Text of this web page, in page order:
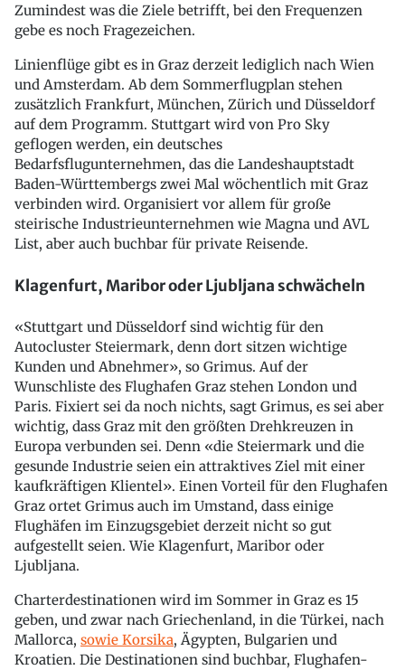
Zumindest was die Ziele betrifft, bei den Frequenzen
gebe es noch Fragezeichen.
Linienflüge gibt es in Graz derzeit lediglich nach Wien
und Amsterdam. Ab dem Sommerflugplan stehen
zusätzlich Frankfurt, München, Zürich und Düsseldorf
auf dem Programm. Stuttgart wird von Pro Sky
geflogen werden, ein deutsches
Bedarfsflugunternehmen, das die Landeshauptstadt
Baden-Württembergs zwei Mal wöchentlich mit Graz
verbinden wird. Organisiert vor allem für große
steirische Industrieunternehmen wie Magna und AVL
List, aber auch buchbar für private Reisende.
Klagenfurt, Maribor oder Ljubljana schwächeln
«Stuttgart und Düsseldorf sind wichtig für den
Autocluster Steiermark, denn dort sitzen wichtige
Kunden und Abnehmer», so Grimus. Auf der
Wunschliste des Flughafen Graz stehen London und
Paris. Fixiert sei da noch nichts, sagt Grimus, es sei aber
wichtig, dass Graz mit den größten Drehkreuzen in
Europa verbunden sei. Denn «die Steiermark und die
gesunde Industrie seien ein attraktives Ziel mit einer
kaufkräftigen Klientel». Einen Vorteil für den Flughafen
Graz ortet Grimus auch im Umstand, dass einige
Flughäfen im Einzugsgebiet derzeit nicht so gut
aufgestellt seien. Wie Klagenfurt, Maribor oder
Ljubljana.
Charterdestinationen wird im Sommer in Graz es 15
geben, und zwar nach Griechenland, in die Türkei, nach
Mallorca, sowie Korsika, Ägypten, Bulgarien und
Kroatien. Die Destinationen sind buchbar, Flughafen-